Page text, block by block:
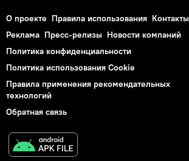
О проекте Правила использования Контакты
Реклама Пресс-релизы Новости компаний
Политика конфиденциальности
Политика использования Cookie
Правила применения рекомендательных
технологий
Обратная связь